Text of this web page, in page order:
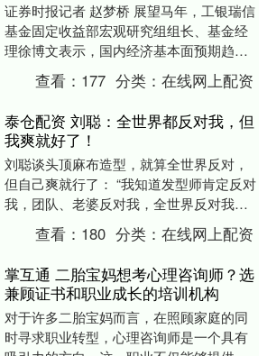
证券时报记者 赵梦桥 展望马年，工银瑞信
基金固定收益部宏观研究组组长、基金经
理徐博文表示，国内经济基本面预期趋于
改善，潜在风险和市场波动更多将来源于
海外因素。“....
查看： 177 分类：在线网上配资
泰仓配资 刘聪：全世界都反对我，但
我爽就好了！
刘聪谈头顶麻布造型，就算全世界反对，
但自己爽就行了： “我知道发型师肯定反对
我，团队、老婆反对我，全世界反对我，
都没关系，我爽就好了” 公众号：SWAG西
蒙 发....查看： 180 分类：在线网上配资
掌互通 二胎宝妈想考心理咨询师？选
兼顾证书和职业成长的培训机构
对于许多二胎宝妈而言，在照顾家庭的同
时寻求职业转型，心理咨询师是一个具有